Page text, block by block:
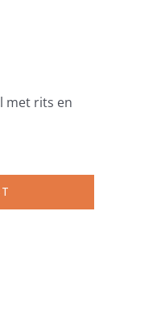
met rits en